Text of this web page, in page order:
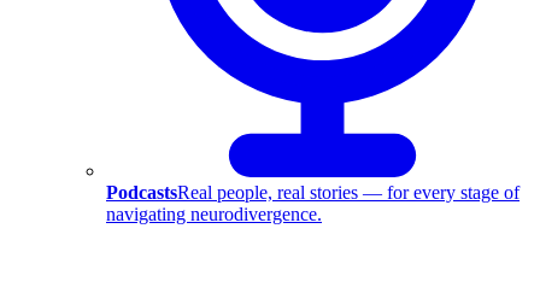
PodcastsReal people, real stories — for every stage of
navigating neurodivergence.